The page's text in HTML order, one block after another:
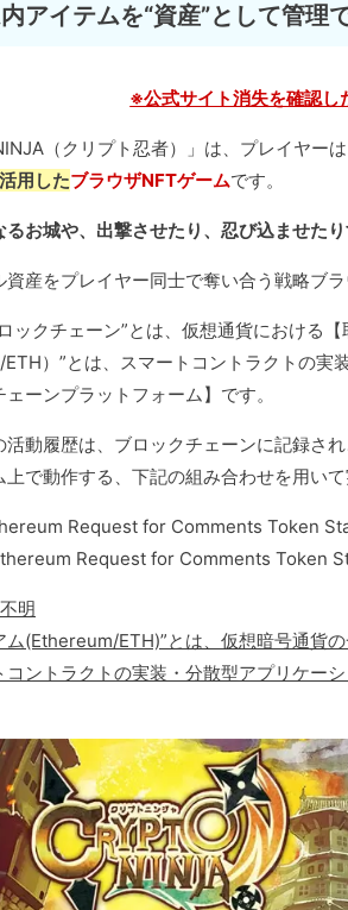
アイテムを“資産”として管理
※公式サイト消失を確認し
（クリプト忍者）」は、プレイヤーは
用したブラウザNFTゲームです。
るお城や、出撃させたり、忍び込ませた
資産をプレイヤー同士で奪い合う戦略ブラ
ックチェーン”とは、仮想通貨における
ETH）”とは、スマートコントラクトの
ーンプラットフォーム】です。
活動履歴は、ブロックチェーンに記録さ
上で動作する、下記の組み合わせを用いて
Request for Comments Token
Request for Comments Token
明
ム(Ethereum/ETH)”とは、仮想暗号通貨
コントラクトの実装・分散型アプリケー